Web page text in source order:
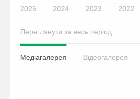
2025 2024 2023 2022
Переглянути за весь період
Медіагалерея Відеогалерея